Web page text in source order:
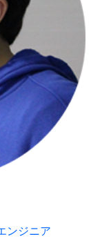
ンジニア